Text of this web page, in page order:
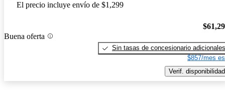
El precio incluye envío de $1,299
Buena oferta
Sin tasas de concesionario adicionales
$857/mes
Verif. disponibilidad